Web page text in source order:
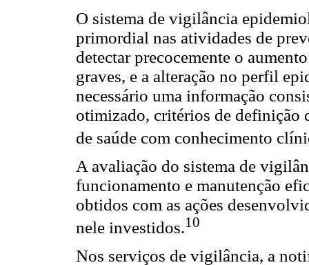
O sistema de vigilância
primordial nas atividades de
detectar precocemente o
graves, e a alteração no perfil
necessário uma informação
otimizado, critérios de definição
de saúde com conhecimento
A avaliação do sistema de
funcionamento e manutenção
obtidos com as ações
nele investidos.10
Nos serviços de vigilância, a